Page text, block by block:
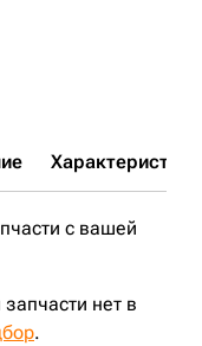
Характеристики
с вашей
нет в
.